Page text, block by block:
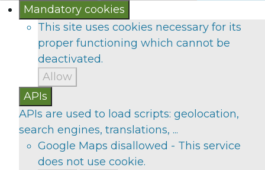
Mandatory cookies
This site uses cookies necessary for its
proper functioning which cannot be
deactivated.
Allow
APIs
APIs are used to load scripts: geolocation,
search engines, translations, ...
Google Maps disallowed - This service
does not use cookie.